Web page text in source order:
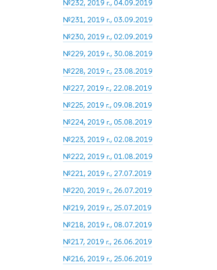
№232, 2019 г., 04.09.2019
№231, 2019 г., 03.09.2019
№230, 2019 г., 02.09.2019
№229, 2019 г., 30.08.2019
№228, 2019 г., 23.08.2019
№227, 2019 г., 22.08.2019
№225, 2019 г., 09.08.2019
№224, 2019 г., 05.08.2019
№223, 2019 г., 02.08.2019
№222, 2019 г., 01.08.2019
№221, 2019 г., 27.07.2019
№220, 2019 г., 26.07.2019
№219, 2019 г., 25.07.2019
№218, 2019 г., 08.07.2019
№217, 2019 г., 26.06.2019
№216, 2019 г., 25.06.2019